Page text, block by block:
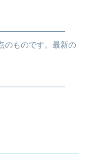
のものです。最新の